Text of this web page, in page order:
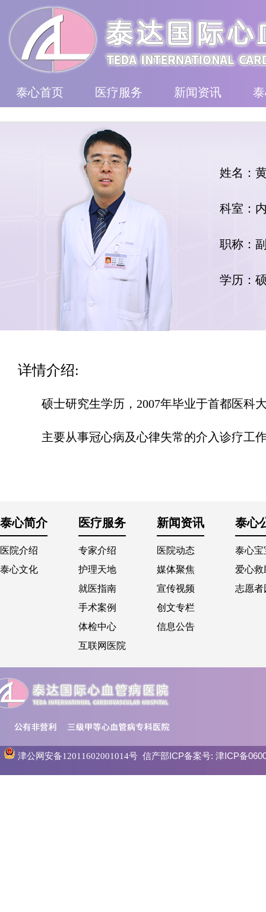
泰心首页 医疗服务 新闻资讯
姓名：
科室：
职称：
学历：
详情介绍:
硕士研究生学历，2007年毕业于首都医科
主要从事冠心病及心律失常的介入诊疗工
泰心简介 医疗服务 新闻资讯 泰心
医院介绍
泰心文化
专家介绍
护理天地
就医指南
手术案例
体检中心
互联网医院
医院动态
媒体聚焦
宣传视频
创文专栏
信息公告
泰心宝
爱心
志愿者
津公网安备12011602001014号信产部ICP备案号: 津ICP备